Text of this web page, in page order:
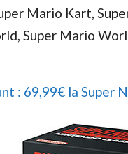
Mario Kart,
Super Mario
: 69,99€ la Super